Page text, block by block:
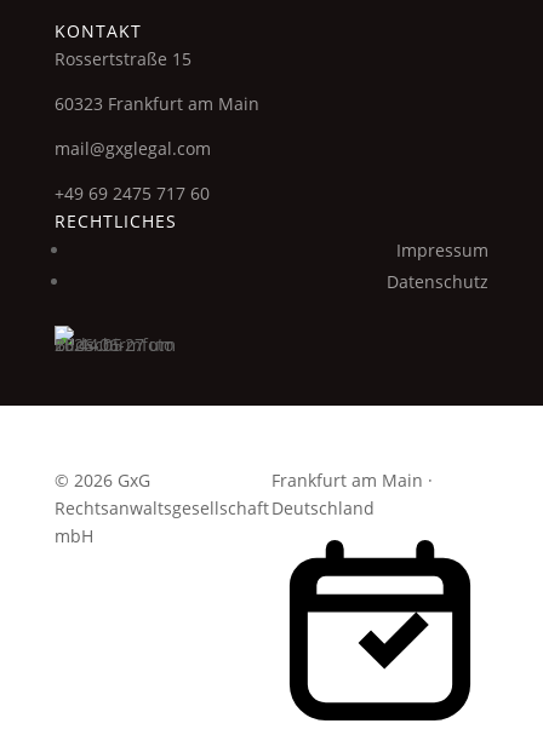
KONTAKT
Rossertstraße 15
60323 Frankfurt am Main
mail@gxglegal.com
+49 69 2475 717 60
RECHTLICHES
Impressum
Datenschutz
© 2026 GxG
Rechtsanwaltsgesellschaft
mbH
Frankfurt am Main ·
Deutschland